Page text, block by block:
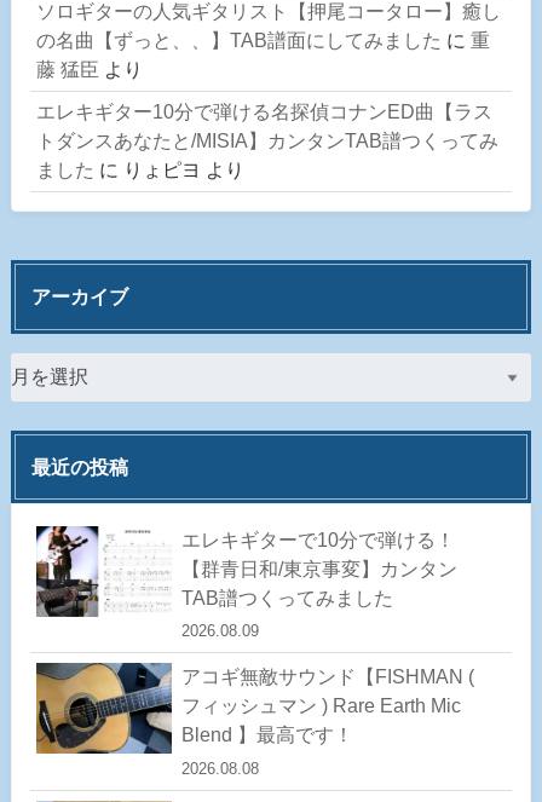
ソロギターの人気ギタリスト【押尾コータロー】癒し
の名曲【ずっと、、】TAB譜面にしてみました に 重
藤 猛臣 より
エレキギター10分で弾ける名探偵コナンED曲【ラス
トダンスあなたと/MISIA】カンタンTAB譜つくってみ
ました に りょピヨ より
アーカイブ
最近の投稿
エレキギターで10分で弾ける！
【群青日和/東京事変】カンタン
TAB譜つくってみました
2026.08.09
アコギ無敵サウンド【FISHMAN (
フィッシュマン ) Rare Earth Mic
Blend 】最高です！
2026.08.08